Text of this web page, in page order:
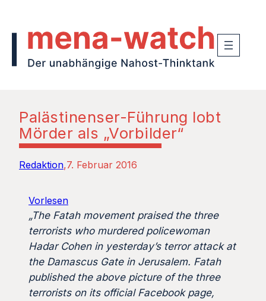
Palästinenser-Führung lobt
Mörder als „Vorbilder“
Redaktion 7. Februar 2016
Vorlesen
„The Fatah movement praised the three
terrorists who murdered policewoman
Hadar Cohen in yesterday’s terror attack at
the Damascus Gate in Jerusalem. Fatah
published the above picture of the three
terrorists on its official Facebook page,